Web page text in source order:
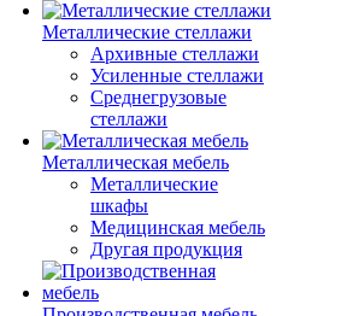
Металлические стеллажи
Архивные стеллажи
Усиленные стеллажи
Среднегрузовые
стеллажи
Металлическая мебель
Металлические
шкафы
Медицинская мебель
Другая продукция